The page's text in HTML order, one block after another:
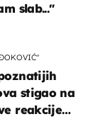
slab..."
stigao na
reakcije